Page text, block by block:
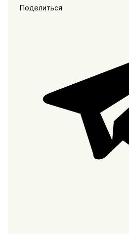
Поделиться